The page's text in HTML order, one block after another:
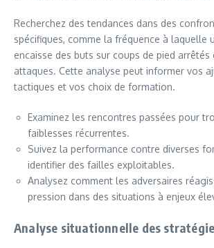
Recherchez des tendances dans des
spécifiques, comme la fréquence à laquelle
encaisse des buts sur coups de pied
attaques. Cette analyse peut informer vos
tactiques et vos choix de formation.
Examinez les rencontres passées pour
faiblesses récurrentes.
Suivez la performance contre diverses
identifier des failles exploitables.
Analysez comment les adversaires
pression dans des situations à enjeux
Analyse situationnelle des